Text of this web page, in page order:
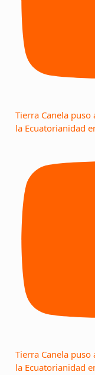
Tierra Canela
la Ecuatorianidad
Tierra Canela
la Ecuatorianidad